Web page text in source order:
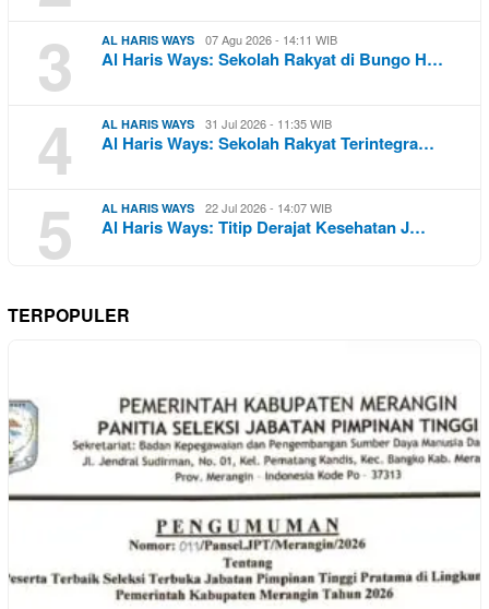
3
AL HARIS WAYS 07 Agu 2026 - 14:11 WIB
Al Haris Ways: Sekolah Rakyat di Bungo H…
4 AL HARIS WAYS 31 Jul 2026 - 11:35 WIB
Al Haris Ways: Sekolah Rakyat Terintegra…
5 AL HARIS WAYS 22 Jul 2026 - 14:07 WIB
Al Haris Ways: Titip Derajat Kesehatan J…
TERPOPULER